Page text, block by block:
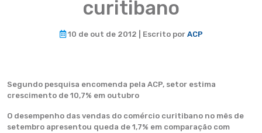
curitibano
10 de out de 2012 | Escrito por ACP
Segundo pesquisa encomenda pela ACP, setor estima
crescimento de 10,7% em outubro
O desempenho das vendas do comércio curitibano no mês de
setembro apresentou queda de 1,7% em comparação com